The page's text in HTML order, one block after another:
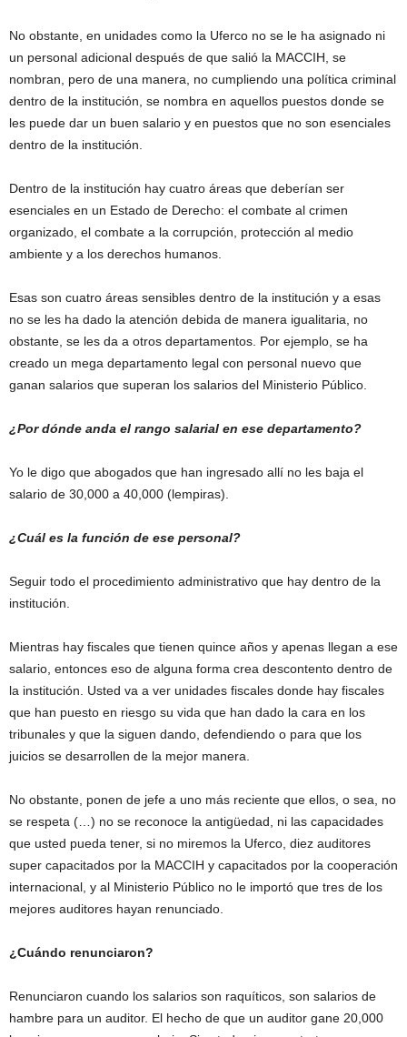
No obstante, en unidades como la Uferco no se le ha asignado ni
un personal adicional después de que salió la MACCIH, se
nombran, pero de una manera, no cumpliendo una política criminal
dentro de la institución, se nombra en aquellos puestos donde se
les puede dar un buen salario y en puestos que no son esenciales
dentro de la institución.
Dentro de la institución hay cuatro áreas que deberían ser
esenciales en un Estado de Derecho: el combate al crimen
organizado, el combate a la corrupción, protección al medio
ambiente y a los derechos humanos.
Esas son cuatro áreas sensibles dentro de la institución y a esas
no se les ha dado la atención debida de manera igualitaria, no
obstante, se les da a otros departamentos. Por ejemplo, se ha
creado un mega departamento legal con personal nuevo que
ganan salarios que superan los salarios del Ministerio Público.
¿Por dónde anda el rango salarial en ese departamento?
Yo le digo que abogados que han ingresado allí no les baja el
salario de 30,000 a 40,000 (lempiras).
¿Cuál es la función de ese personal?
Seguir todo el procedimiento administrativo que hay dentro de la
institución.
Mientras hay fiscales que tienen quince años y apenas llegan a ese
salario, entonces eso de alguna forma crea descontento dentro de
la institución. Usted va a ver unidades fiscales donde hay fiscales
que han puesto en riesgo su vida que han dado la cara en los
tribunales y que la siguen dando, defendiendo o para que los
juicios se desarrollen de la mejor manera.
No obstante, ponen de jefe a uno más reciente que ellos, o sea, no
se respeta (…) no se reconoce la antigüedad, ni las capacidades
que usted pueda tener, si no miremos la Uferco, diez auditores
super capacitados por la MACCIH y capacitados por la cooperación
internacional, y al Ministerio Público no le importó que tres de los
mejores auditores hayan renunciado.
¿Cuándo renunciaron?
Renunciaron cuando los salarios son raquíticos, son salarios de
hambre para un auditor. El hecho de que un auditor gane 20,000